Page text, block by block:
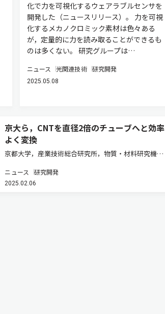
化で力を可視化するウェアラブルセンサを
開発した（ニュースリリース）。 力を可視
化するメカノクロミック素材は色々ある
が，定量的に力を読み取ることができるも
のは多くない。 研究グループは…
ニュース 光関連技術 研究開発
2025.05.08
京大ら，CNTを直径2倍のチューブへと効率
よく変換
京都大学，産業技術総合研究所，物質・材料研究機構
ブ（CNT）の集合体に熱処理を行なうという非常にシ
ンプルな方法で，元のCNTの炭素の並ぶ方向を保った
ニュース 研究開発
2025.02.06